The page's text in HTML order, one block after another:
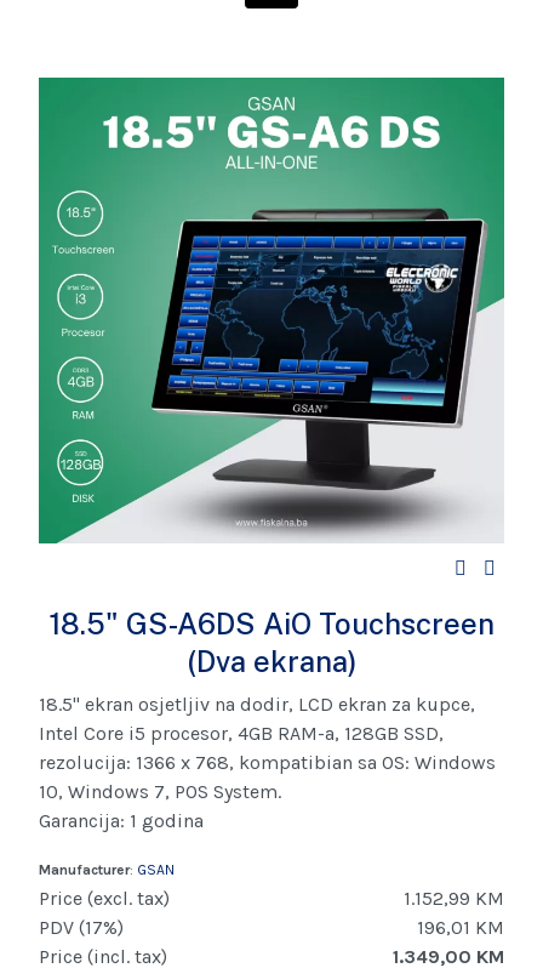
18.5" GS-A6DS AiO Touchscreen
(Dva ekrana)
18.5" ekran osjetljiv na dodir, LCD ekran za kupce,
Intel Core i5 procesor, 4GB RAM-a, 128GB SSD,
rezolucija: 1366 x 768, kompatibian sa OS: Windows
10, Windows 7, POS System.
Garancija: 1 godina
Manufacturer: GSAN
Price (excl. tax)
1.152,99 KM
PDV (17%)
196,01 KM
Price (incl. tax)
1.349,00 KM